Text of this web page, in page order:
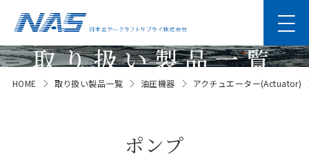
取り扱い製品一覧
Products
HOME 取り扱い製品一覧 油圧機器 アクチュエーター(Actuator)
ポンプ